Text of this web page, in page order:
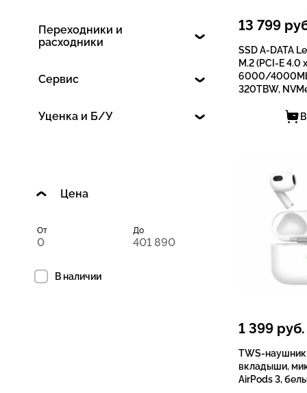
Переходники и
расходники
Сервис
Уценка и Б/У
Цена
От До
В наличии
13 799
SSD A-DATA
M.2 (PCI-E 4.0
6000/
320TBW,
1 399 руб.
TWS-
вкладыши,
AirPods 3,